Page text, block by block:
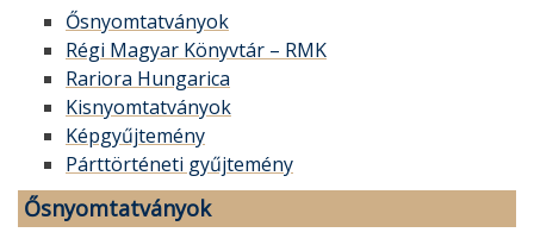
Ősnyomtatványok
Régi Magyar Könyvtár – RMK
Rariora Hungarica
Kisnyomtatványok
Képgyűjtemény
Párttörténeti gyűjtemény
Ősnyomtatványok